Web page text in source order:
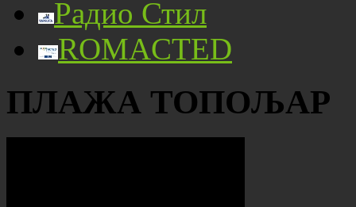
Радио Стил
ROMACTED
ПЛАЖА ТОПОЉАР